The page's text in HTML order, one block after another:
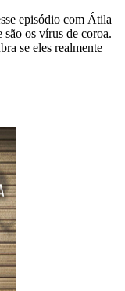
episódio com Átila
os vírus de coroa.
se eles realmente